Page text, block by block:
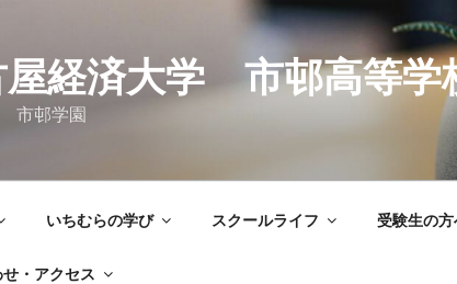
屋経済大学 市邨高等学
市邨学園
いちむらの学び スクールライフ 受験生の方
・アクセス